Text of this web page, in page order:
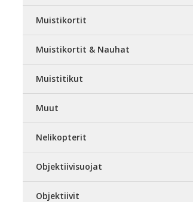
Muistikortit
Muistikortit & Nauhat
Muistitikut
Muut
Nelikopterit
Objektiivisuojat
Objektiivit